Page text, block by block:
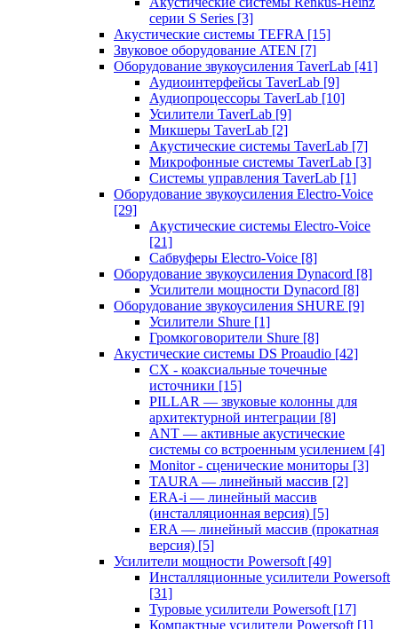
серии S Series [3]
Акустические системы TEFRA [15]
Звуковое оборудование ATEN [7]
Оборудование звукоусиления TaverLab [41]
Аудиоинтерфейсы TaverLab [9]
Аудиопроцессоры TaverLab [10]
Усилители TaverLab [9]
Микшеры TaverLab [2]
Акустические системы TaverLab [7]
Микрофонные системы TaverLab [3]
Системы управления TaverLab [1]
Оборудование звукоусиления Electro-Voice
[29]
Акустические системы Electro-Voice
[21]
Сабвуферы Electro-Voice [8]
Оборудование звукоусиления Dynacord [8]
Усилители мощности Dynacord [8]
Оборудование звукоусиления SHURE [9]
Усилители Shure [1]
Громкоговорители Shure [8]
Акустические системы DS Proaudio [42]
CX - коаксиальные точечные
источники [15]
PILLAR — звуковые колонны для
архитектурной интеграции [8]
ANT — активные акустические
системы со встроенным усилением [4]
Monitor - сценические мониторы [3]
TAURA — линейный массив [2]
ERA-i — линейный массив
(инсталляционная версия) [5]
ERA — линейный массив (прокатная
версия) [5]
Усилители мощности Powersoft [49]
Инсталляционные усилители Powersoft
[31]
Туровые усилители Powersoft [17]
Компактные усилители Powersoft [1]